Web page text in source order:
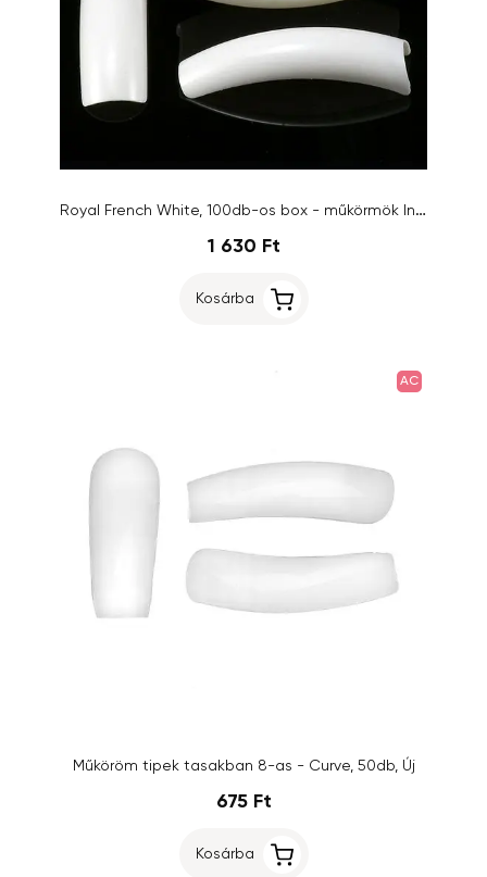
Royal French White, 100db-os box - műkörmök Inginails 1-10 mix
1 630 Ft
Kosárba
AC
Műköröm tipek tasakban 8-as - Curve, 50db, Új
675 Ft
Kosárba